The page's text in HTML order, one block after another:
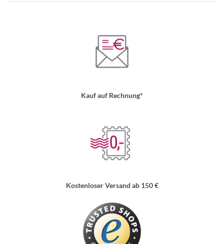
Kauf auf Rechnung*
Kostenloser Versand ab 150 €